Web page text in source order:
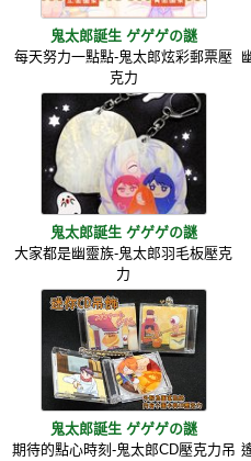
鬼太郎誕生 ゲゲゲの謎
每天努力一點點-鬼太郎炫彩郵票壓
克力
鬼太郎誕生 ゲゲゲの謎
大家都是幽靈族-鬼太郎羽毛板壓克
力
鬼太郎誕生 ゲゲゲの謎
期待的點心時刻-鬼太郎CD壓克力吊